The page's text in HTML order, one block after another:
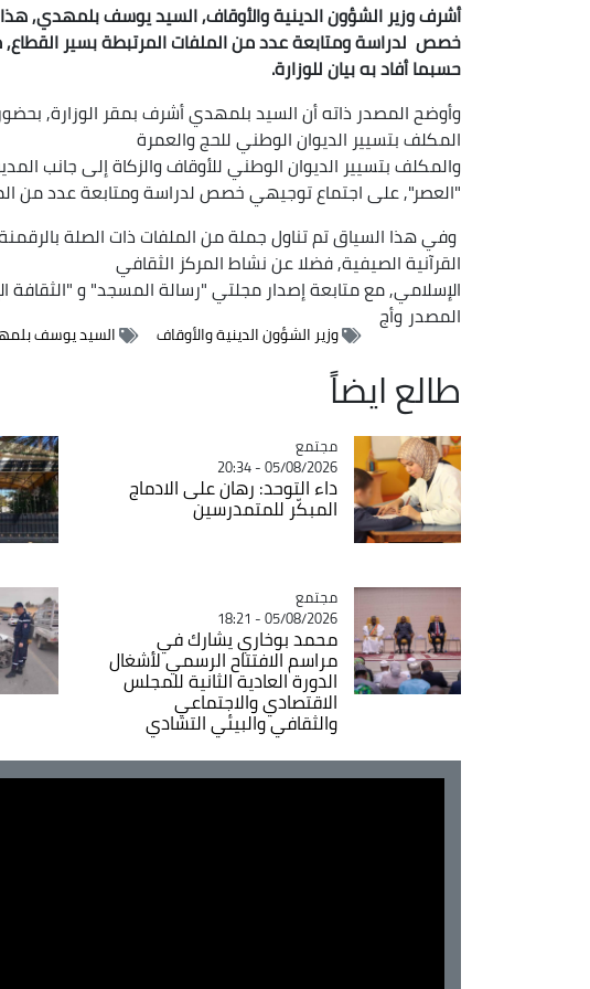
أشرف وزير الشؤون الدينية والأوقاف, السيد يوسف بلمهدي,
خصص لدراسة ومتابعة عدد من الملفات المرتبطة بسير القطاع,
حسبما أفاد به بيان للوزارة.
وأوضح المصدر ذاته أن السيد بلمهدي أشرف بمقر الوزارة, بحضور
المكلف بتسيير الديوان الوطني للحج والعمرة
والمكلف بتسيير الديوان الوطني للأوقاف والزكاة إلى جانب
"العصر", على اجتماع توجيهي خصص لدراسة ومتابعة عدد من
وفي هذا السياق تم تناول جملة من الملفات ذات الصلة
القرآنية الصيفية, فضلا عن نشاط المركز الثقافي
الإسلامي, مع متابعة إصدار مجلتي "رسالة المسجد" و "الثقافة
المصدر وأج
وزير الشؤون الدينية والأوقاف السيد يوسف
طالع ايضاً
Catégorie
مجتمع
05/08/2026 - 20:34
داء التوحد: رهان على الادماج
المبكّر للمتمدرسين
Catégorie
مجتمع
05/08/2026 - 18:21
محمد بوخاري يشارك في
مراسم الافتتاح الرسمي لأشغال
الدورة العادية الثانية للمجلس
الاقتصادي والاجتماعي
والثقافي والبيئي التشادي